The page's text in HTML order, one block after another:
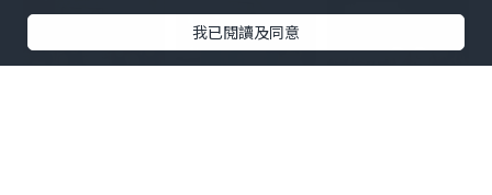
+29
我已閱讀及同意